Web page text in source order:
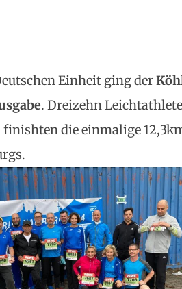
Einheit ging der
. Dreizehn
finishten die einmalige